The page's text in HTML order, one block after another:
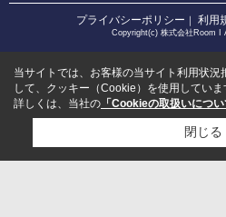
プライバシーポリシー ｜ 利用
Copyright(c) 株式会社Room I
当サイトでは、お客様の当サイト利用状況
して、クッキー（Cookie）を使用していま
詳しくは、当社の 「Cookieの取扱いについ
閉じる